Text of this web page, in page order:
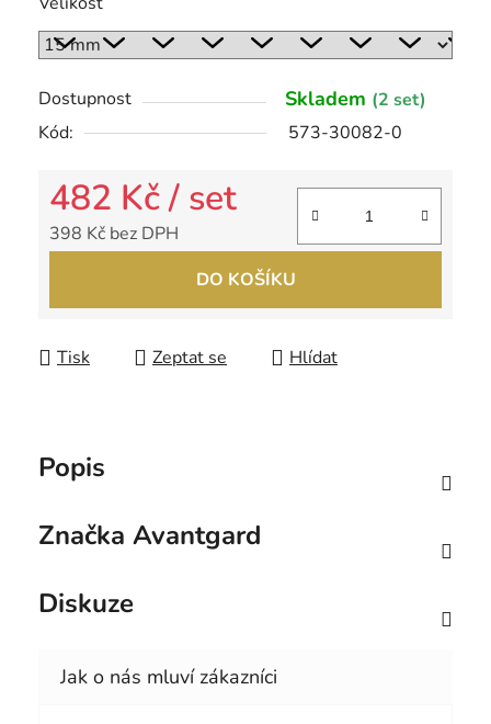
Dostupnost Skladem (2 set)
Kód:
573-30082-0
482 Kč/ set
398 Kč bez DPH
DO KOŠÍKU
Tisk Zeptat se Hlídat
Popis
Značka Avantgard
Diskuze